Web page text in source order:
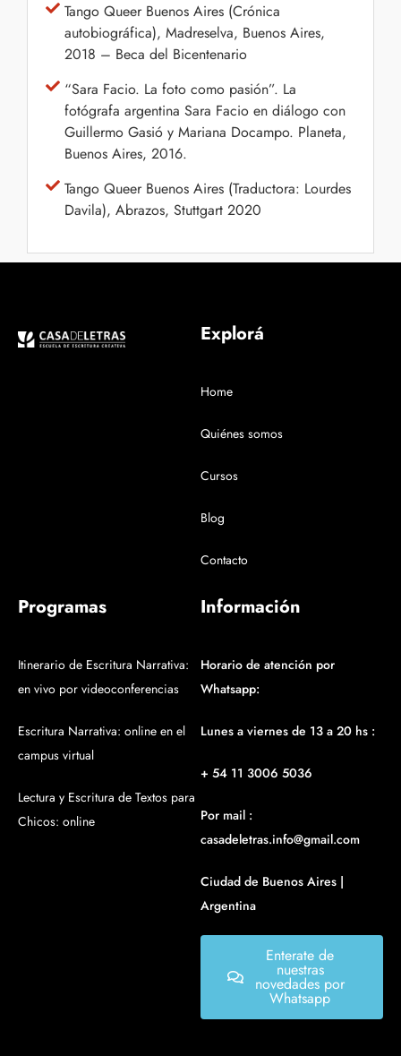
Tango Queer Buenos Aires (Crónica
autobiográfica), Madreselva, Buenos Aires,
2018 – Beca del Bicentenario
“Sara Facio. La foto como pasión”. La
fotógrafa argentina Sara Facio en diálogo con
Guillermo Gasió y Mariana Docampo. Planeta,
Buenos Aires, 2016.
Tango Queer Buenos Aires (Traductora: Lourdes
Davila), Abrazos, Stuttgart 2020
Explorá
Home
Quiénes somos
Cursos
Blog
Contacto
Programas
Itinerario de Escritura Narrativa:
en vivo por videoconferencias
Escritura Narrativa: online en el
campus virtual
Lectura y Escritura de Textos para
Chicos: online
Información
Horario de atención por
Whatsapp:
Lunes a viernes de 13 a 20 hs :
+ 54 11 3006 5036
Por mail :
casadeletras.info@gmail.com
Ciudad de Buenos Aires |
Argentina
Enterate de
nuestras
novedades por
Whatsapp